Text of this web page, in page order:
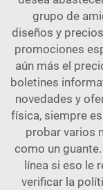
grupo de
diseños y
promociones
aún más el
boletines
novedades y
física, siempre
probar varios
como un
línea si eso le
verificar la